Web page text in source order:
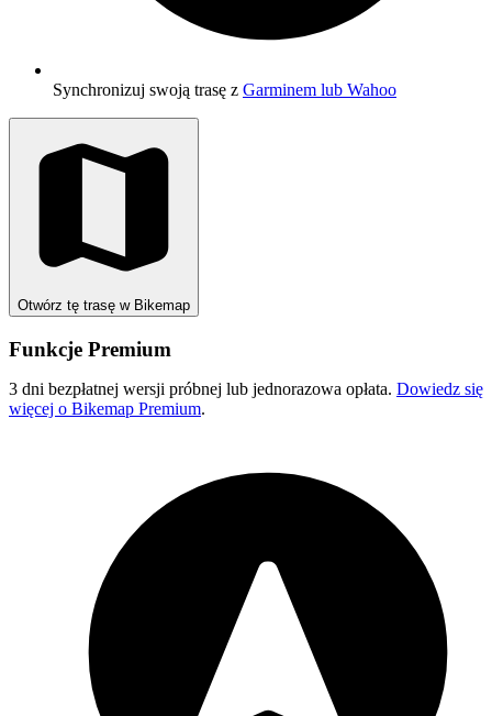
Synchronizuj swoją trasę z Garminem lub Wahoo
Otwórz tę trasę w Bikemap
Funkcje Premium
3 dni bezpłatnej wersji próbnej lub jednorazowa opłata. Dowiedz się
więcej o Bikemap Premium.